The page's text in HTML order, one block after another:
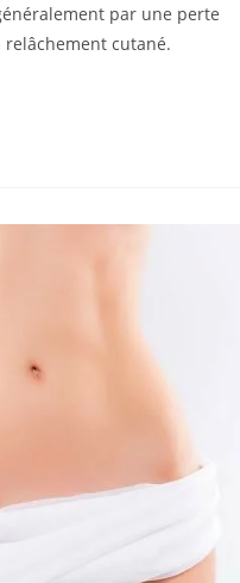
par une perte
relâchement cutané.